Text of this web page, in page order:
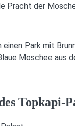
Pracht der
Park mit
Moschee aus
Topkapi-